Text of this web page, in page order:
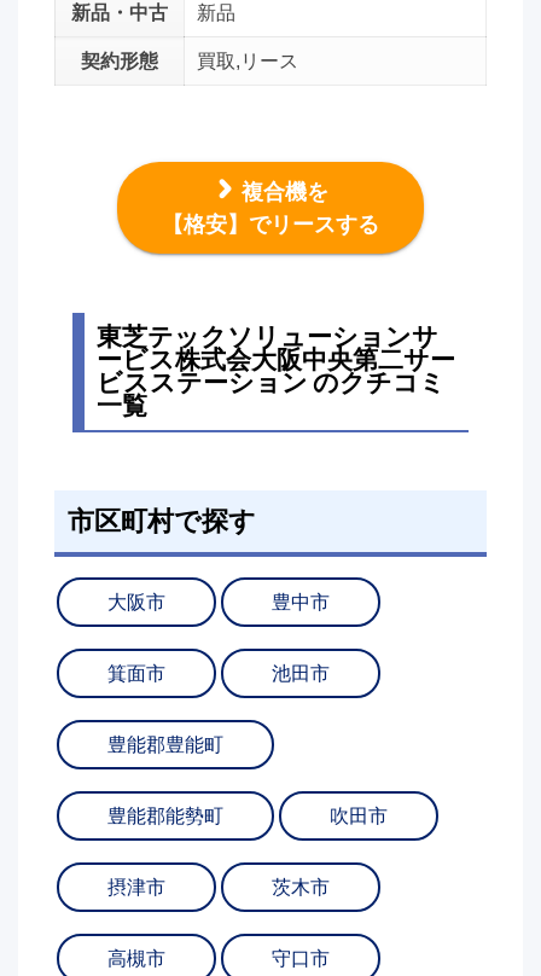
新品・中古 新品
契約形態 買取,リース
複合機を
【格安】でリースする
東芝テックソリューションサ
ービス株式会大阪中央第二サー
ビスステーション のクチコミ
一覧
市区町村で探す
大阪市 豊中市
箕面市 池田市
豊能郡豊能町
豊能郡能勢町 吹田市
摂津市 茨木市
高槻市 守口市